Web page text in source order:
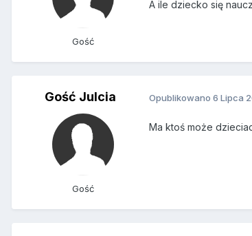
Gość
A ile dziecko się
Gość Julcia
Gość
Opublikowano 6 Lipca
Ma ktoś może